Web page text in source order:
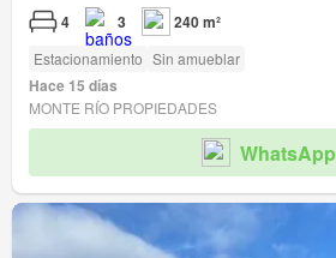
4 3 240 m²
Estacionamiento Sin amueblar
Hace 15 días
MONTE RÍO PROPIEDADES
WhatsApp